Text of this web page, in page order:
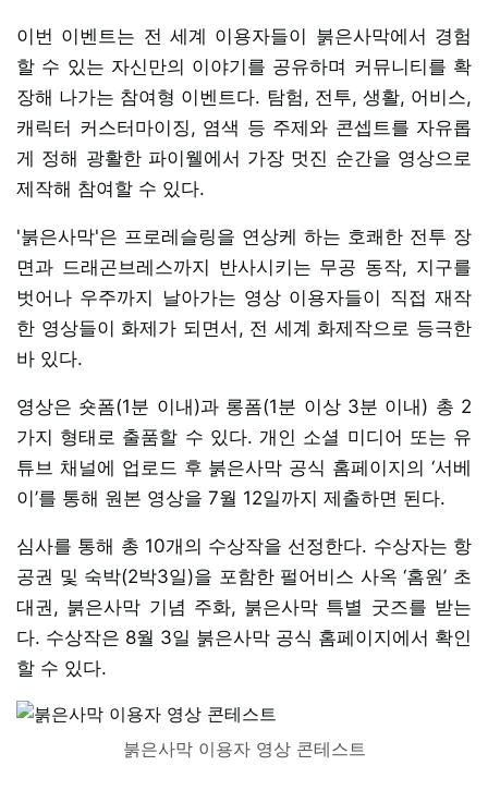
이번 이벤트는 전 세계 이용자들이 붉은사막에서 경험
할 수 있는 자신만의 이야기를 공유하며 커뮤니티를 확
장해 나가는 참여형 이벤트다. 탐험, 전투, 생활, 어비스,
캐릭터 커스터마이징, 염색 등 주제와 콘셉트를 자유롭
게 정해 광활한 파이웰에서 가장 멋진 순간을 영상으로
제작해 참여할 수 있다.
'붉은사막'은 프로레슬링을 연상케 하는 호쾌한 전투 장
면과 드래곤브레스까지 반사시키는 무공 동작, 지구를
벗어나 우주까지 날아가는 영상 이용자들이 직접 재작
한 영상들이 화제가 되면서, 전 세계 화제작으로 등극한
바 있다.
영상은 숏폼(1분 이내)과 롱폼(1분 이상 3분 이내) 총 2
가지 형태로 출품할 수 있다. 개인 소셜 미디어 또는 유
튜브 채널에 업로드 후 붉은사막 공식 홈페이지의 ‘서베
이’를 통해 원본 영상을 7월 12일까지 제출하면 된다.
심사를 통해 총 10개의 수상작을 선정한다. 수상자는 항
공권 및 숙박(2박3일)을 포함한 펄어비스 사옥 ‘홈원’ 초
대권, 붉은사막 기념 주화, 붉은사막 특별 굿즈를 받는
다. 수상작은 8월 3일 붉은사막 공식 홈페이지에서 확인
할 수 있다.
붉은사막 이용자 영상 콘테스트